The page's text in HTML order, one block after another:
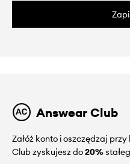
Answear Club
Załóż konto i oszczędzaj
Club zyskujesz do20%